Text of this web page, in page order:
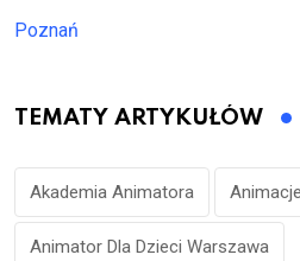
Poznań
TEMATY ARTYKUŁÓW
Akademia Animatora
Animator Dla Dzieci Warszawa